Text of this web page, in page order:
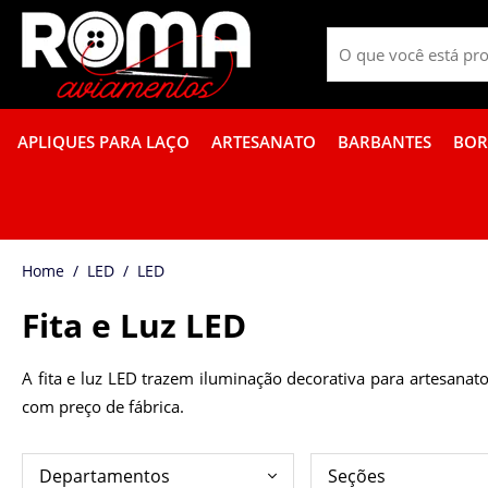
APLIQUES PARA LAÇO ARTESANATO BARBANTES
LED LED
Fita e Luz LED
A fita e luz LED trazem iluminação decorativa para
com preço de fábrica.